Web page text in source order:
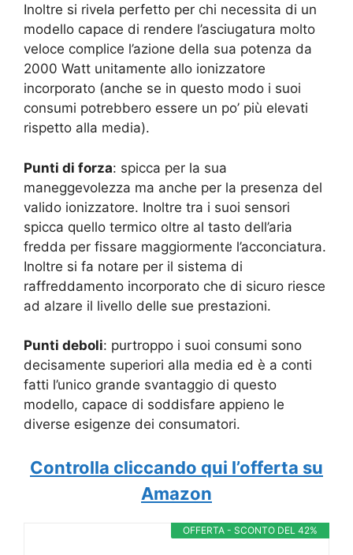
Inoltre si rivela perfetto per chi necessita di un
modello capace di rendere l’asciugatura molto
veloce complice l’azione della sua potenza da
2000 Watt unitamente allo ionizzatore
incorporato (anche se in questo modo i suoi
consumi potrebbero essere un po’ più elevati
rispetto alla media).
Punti di forza: spicca per la sua
maneggevolezza ma anche per la presenza del
valido ionizzatore. Inoltre tra i suoi sensori
spicca quello termico oltre al tasto dell’aria
fredda per fissare maggiormente l’acconciatura.
Inoltre si fa notare per il sistema di
raffreddamento incorporato che di sicuro riesce
ad alzare il livello delle sue prestazioni.
Punti deboli: purtroppo i suoi consumi sono
decisamente superiori alla media ed è a conti
fatti l’unico grande svantaggio di questo
modello, capace di soddisfare appieno le
diverse esigenze dei consumatori.
Controlla cliccando qui l’offerta su
Amazon
OFFERTA - SCONTO DEL 42%